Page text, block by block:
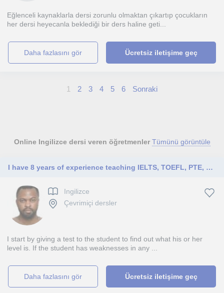
Eğlenceli kaynaklarla dersi zorunlu olmaktan çıkartıp çocukların
her dersi heyecanla beklediği bir ders haline geti...
daha fazlasını gör Ücretsiz iletişime geç
1 2 3 4 5 6 Sonraki
Online Ingilizce dersi veren öğretmenler Tümünü görüntüle
I have 8 years of experience teaching IELTS, TOEFL, PTE, Pearsons, and many university proficiency exams.
Ingilizce
Çevrimiçi dersler
I start by giving a test to the student to find out what his or her
level is. If the student has weaknesses in any ...
daha fazlasını gör Ücretsiz iletişime geç